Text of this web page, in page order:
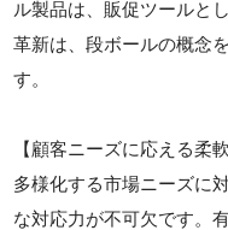
ル製品は、販促ツールと
革新は、段ボールの概念
す。
【顧客ニーズに応える柔
多様化する市場ニーズに
な対応力が不可欠です。